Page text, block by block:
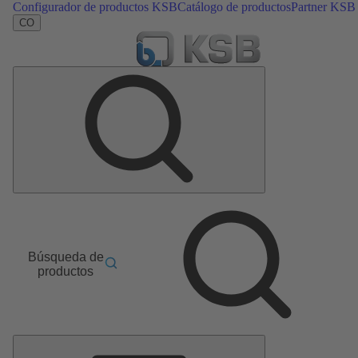
Configurador de productos KSBCatálogo de productosPartner KSB
CO
Búsqueda de
productos